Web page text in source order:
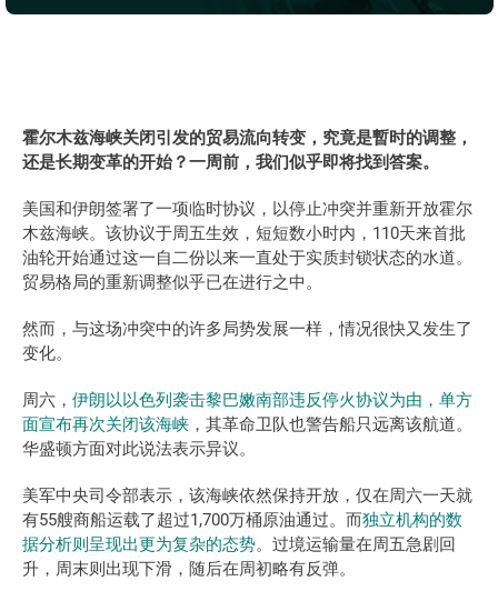
霍尔木兹海峡关闭引发的贸易流向转变，究竟是暫时的调整，
还是长期变革的开始？一周前，我们似乎即将找到答案。
美国和伊朗签署了一项临时协议，以停止冲突并重新开放霍尔
木兹海峡。该协议于周五生效，短短数小时内，110天来首批
油轮开始通过这一自二份以来一直处于实质封锁状态的水道。
贸易格局的重新调整似乎已在进行之中。
然而，与这场冲突中的许多局势发展一样，情况很快又发生了
变化。
周六， 伊朗以以色列袭击黎巴嫩南部违反停火协议为由，单方
面宣布再次关闭该海峡 ，其革命卫队也警告船只远离该航道。
华盛顿方面对此说法表示异议。
美军中央司令部表示，该海峡依然保持开放，仅在周六一天就
有55艘商船运载了超过1,700万桶原油通过。而独立机构的数
据分析则呈现出更为复杂的态势。过境运输量在周五急剧回
升，周末则出现下滑，随后在周初略有反弹。